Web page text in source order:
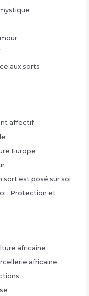
aux sorts
affectif
Europe
sort est posé sur soi
: Protection et
africaine
africaine